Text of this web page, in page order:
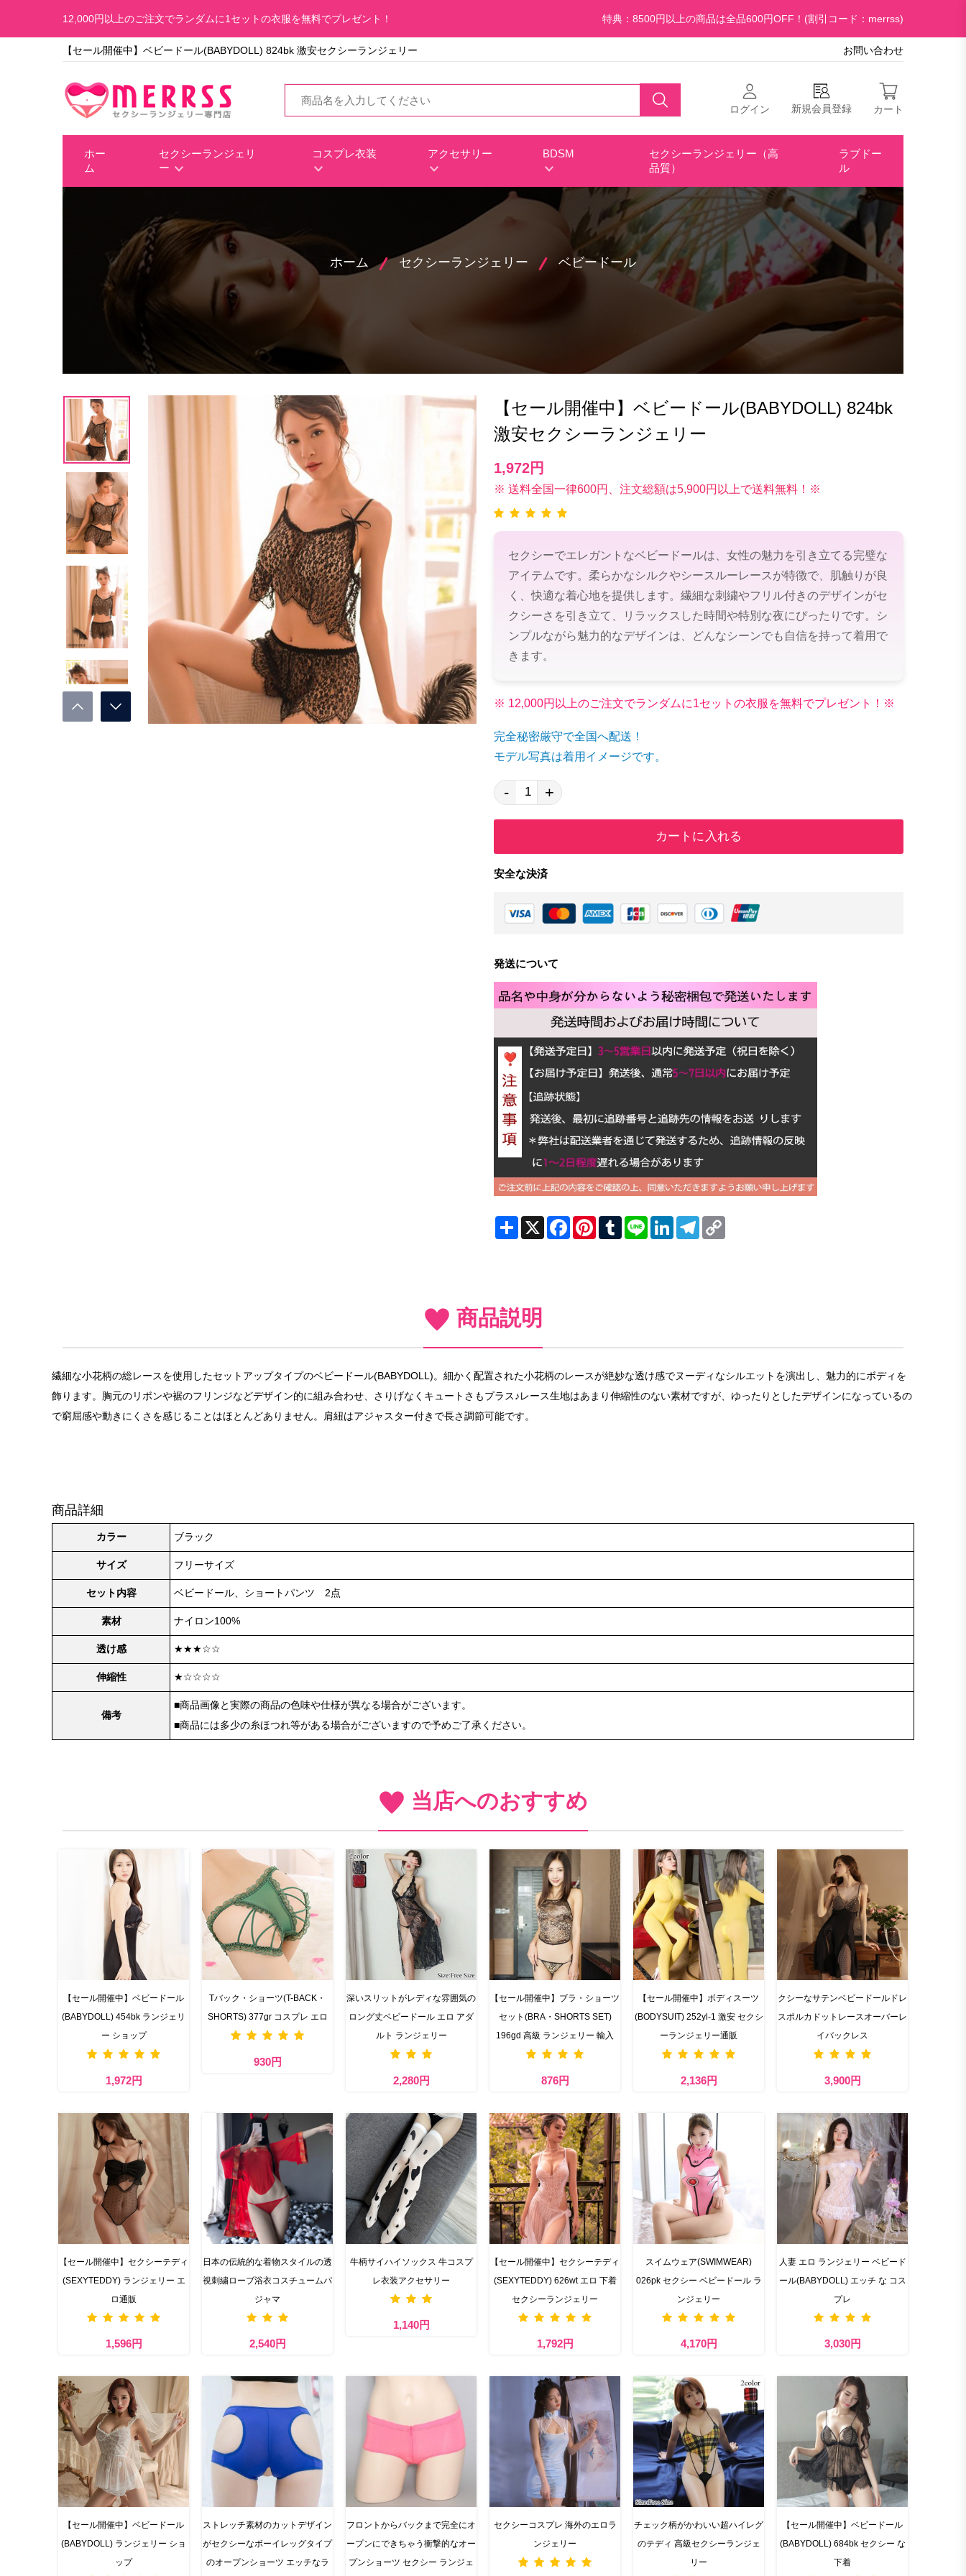
12,000円以上のご注文でランダムに1セットの衣服を無料でプレゼント！ 特典：8500円以上の商品は全品600円OFF！(割引コード：merrss)
【セール開催中】ベビードール(BABYDOLL) 824bk 激安セクシーランジェリー お問い合わせ
ログイン 新規会員登録 カート
ホー
ム
セクシーランジェリ
ー
コスプレ衣装 アクセサリー BDSM
セクシーランジェリー（高
品質）
ラブドー
ル
ホーム セクシーランジェリー ベビードール
【セール開催中】ベビードール(BABYDOLL) 824bk
激安セクシーランジェリー
1,972円
※ 送料全国一律600円、注文総額は5,900円以上で送料無料！※
セクシーでエレガントなベビードールは、女性の魅力を引き立てる完璧な
アイテムです。柔らかなシルクやシースルーレースが特徴で、肌触りが良
く、快適な着心地を提供します。繊細な刺繍やフリル付きのデザインがセ
クシーさを引き立て、リラックスした時間や特別な夜にぴったりです。シ
ンプルながら魅力的なデザインは、どんなシーンでも自信を持って着用で
きます。
※ 12,000円以上のご注文でランダムに1セットの衣服を無料でプレゼント！※
完全秘密厳守で全国へ配送！
モデル写真は着用イメージです。
- +
カートに入れる
安全な決済
発送について
ShareX FacebookPinterestTumblrLine LinkedInTelegram
商品説明
繊細な小花柄の総レースを使用したセットアップタイプのベビードール(BABYDOLL)。細かく配置された小花柄のレースが絶妙な透け感でヌーディなシルエットを演出し、魅力的にボディを
飾ります。胸元のリボンや裾のフリンジなどデザイン的に組み合わせ、さりげなくキュートさもプラス♪レース生地はあまり伸縮性のない素材ですが、ゆったりとしたデザインになっているの
で窮屈感や動きにくさを感じることはほとんどありません。肩紐はアジャスター付きで長さ調節可能です。
商品詳細
カラー ブラック
サイズ フリーサイズ
セット内容 ベビードール、ショートパンツ 2点
素材 ナイロン100%
透け感 ★★★☆☆
伸縮性 ★☆☆☆☆
備考
■商品画像と実際の商品の色味や仕様が異なる場合がございます。
■商品には多少の糸ほつれ等がある場合がございますので予めご了承ください。
当店へのおすすめ
【セール開催中】ベビードール
(BABYDOLL) 454bk ランジェリ
ー ショップ
1,972円
Tバック・ショーツ(T-BACK・
SHORTS) 377gr コスプレ エロ
930円
深いスリットがレディな雰囲気の
ロング丈ベビードール エロ アダ
ルト ランジェリー
2,280円
【セール開催中】ブラ・ショーツ
セット(BRA・SHORTS SET)
196gd 高級 ランジェリー 輸入
876円
【セール開催中】ボディスーツ
(BODYSUIT) 252yl-1 激安 セクシ
ーランジェリー通販
2,136円
クシーなサテンベビードールドレ
スポルカドットレースオーバーレ
イバックレス
3,900円
【セール開催中】セクシーテディ
(SEXYTEDDY) ランジェリー エ
ロ通販
1,596円
日本の伝統的な着物スタイルの透
視刺繍ローブ浴衣コスチュームパ
ジャマ
2,540円
牛柄サイハイソックス 牛コスプ
レ衣装アクセサリー
1,140円
【セール開催中】セクシーテディ
(SEXYTEDDY) 626wt エロ 下着
セクシーランジェリー
1,792円
スイムウェア(SWIMWEAR)
026pk セクシー ベビードール ラ
ンジェリー
4,170円
人妻 エロ ランジェリー ベビード
ール(BABYDOLL) エッチ な コス
プレ
3,030円
【セール開催中】ベビードール
(BABYDOLL) ランジェリー ショ
ップ
ストレッチ素材のカットデザイン
がセクシーなボーイレッグタイプ
のオープンショーツ エッチなラ
フロントからバックまで完全にオ
ープンにできちゃう衝撃的なオー
プンショーツ セクシー ランジェ
セクシーコスプレ 海外のエロラ
ンジェリー
チェック柄がかわいい超ハイレグ
のテディ 高級セクシーランジェ
リー
【セール開催中】ベビードール
(BABYDOLL) 684bk セクシー な
下着